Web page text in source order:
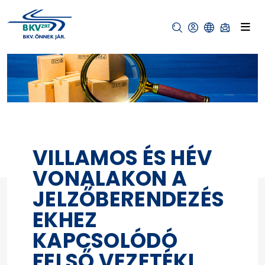
VILLAMOS ÉS HÉV
VONALAKON A
JELZŐBERENDEZÉS
EKHEZ
KAPCSOLÓDÓ